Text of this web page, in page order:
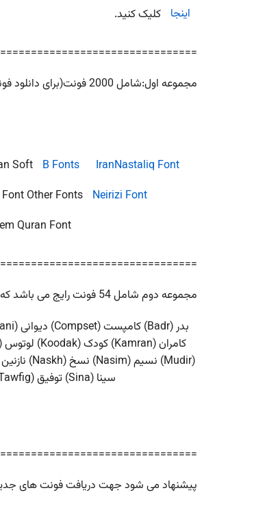
اینجا کلیک کنید.
مجموعه اول:شامل 2000 فونت(برای دانلود فونت مورد نظر، بر روی لینک های زیر کلیک کنید.)
IranNastaliq Font
B Fonts
Soft
Other Fonts Neirizi Font
Quran Font
مجموعه دوم شامل 54 فونت رایج می باشد که لیست آن را مشاهده می کنید
سینا (Sina) توفیق (Tawfig) ثلث (Thulth) تیتر (Titr) ترافیک (Traffic) یاقوت (Yaghut)
پیشنهاد می شود جهت دریافت فونت های